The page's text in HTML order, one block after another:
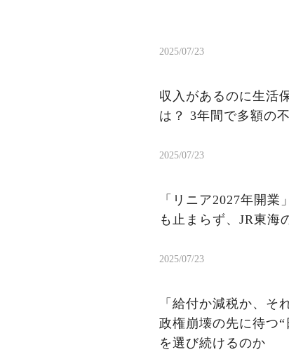
2025/07/23
収入があるのに生活
は？ 3年間で多額の
2025/07/23
「リニア2027年開
も止まらず、JR東海
2025/07/23
「給付か減税か、
政権崩壊の先に待つ
を選び続けるのか